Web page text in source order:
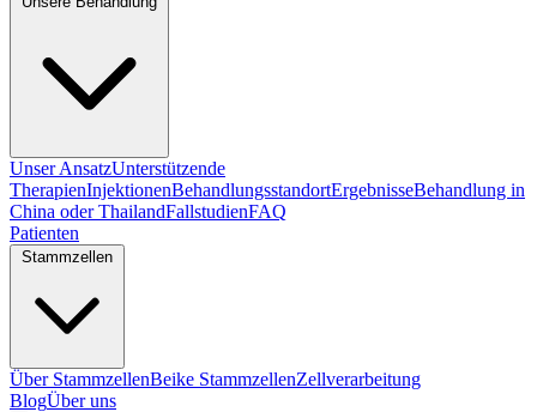
Unser AnsatzUnterstützende
TherapienInjektionenBehandlungsstandortErgebnisseBehandlung in
China oder ThailandFallstudienFAQ
Patienten
Über StammzellenBeike StammzellenZellverarbeitung
BlogÜber uns